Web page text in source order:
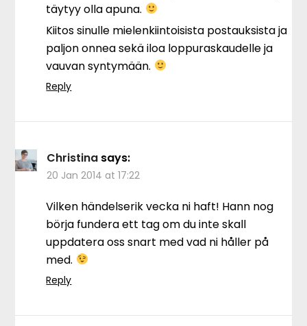
täytyy olla apuna.
Kiitos sinulle mielenkiintoisista postauksista ja
paljon onnea sekä iloa loppuraskaudelle ja
vauvan syntymään.
Reply
Christina says:
20 Jan 2014 at 17:22
Vilken händelserik vecka ni haft! Hann nog
börja fundera ett tag om du inte skall
uppdatera oss snart med vad ni håller på
med.
Reply